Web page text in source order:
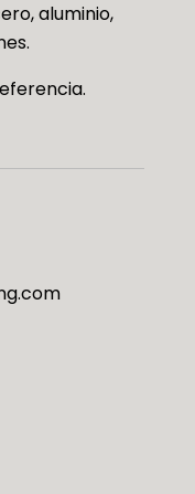
aluminio,